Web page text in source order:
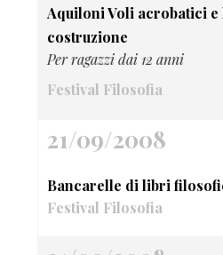
Aquiloni Voli acrobatici
costruzione
Per ragazzi dai 12 anni
Festival Filosofia
21/09/2008
Bancarelle di libri
Festival Filosofia